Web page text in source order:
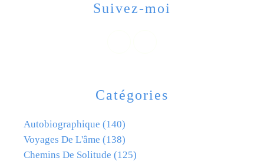
Catégories
Autobiographique (140)
Voyages De L'âme (138)
Chemins De Solitude (125)
Suivez-moi